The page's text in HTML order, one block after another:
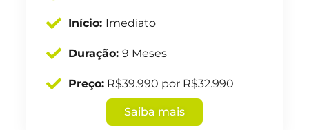
Início: Imediato
Duração:9 Meses
Preço: R$39.990 por R$32.990
Saiba mais